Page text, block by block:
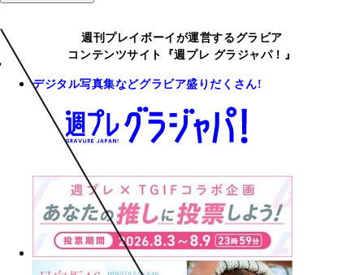
週刊プレイボーイが運営するグラビア
コンテンツサイト『週プレ グラジャパ！』
デジタル写真集などグラビア盛りだくさん!